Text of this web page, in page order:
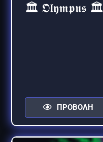
🏛 𝕺𝖑𝖞𝖒𝖕𝖚𝖘 🏛
ΠΡΟΒΟΛΗ